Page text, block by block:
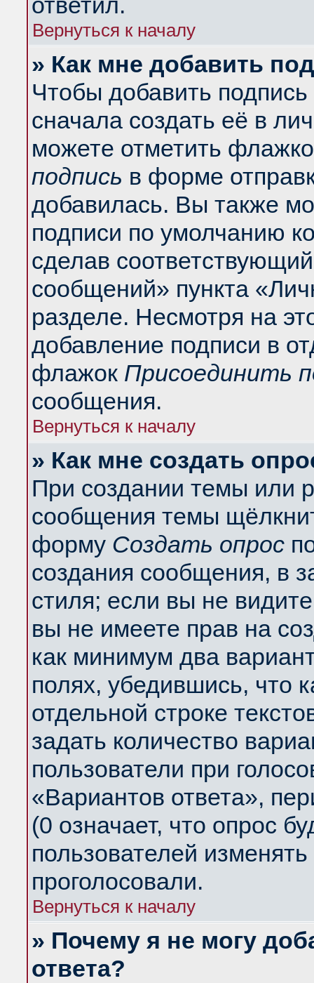
Вернуться к началу
» Как мне добавить
Чтобы добавить
сначала создать её в
можете отметить
подпись в форме
добавилась. Вы также
подписи по умолчанию
сделав
сообщений» пункта
разделе. Несмотря на
добавление подписи в
флажок Присоединить
сообщения.
Вернуться к началу
» Как мне создать
При создании темы или
сообщения темы
форму Создать опрос
создания сообщения, в
стиля; если вы не
вы не имеете прав на
как минимум два
полях, убедившись, что
отдельной строке
задать количество
пользователи при
«Вариантов ответа»,
(0 означает, что опрос
пользователей
проголосовали.
Вернуться к началу
» Почему я не могу
ответа?